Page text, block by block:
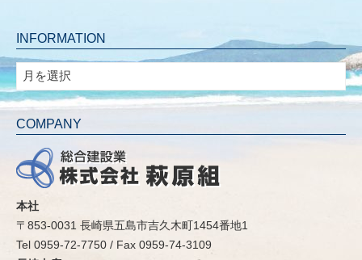
INFORMATION
INFORMATION
COMPANY
本社
〒853-0031 長崎県五島市吉久木町1454番地1
Tel 0959-72-7750 / Fax 0959-74-3109